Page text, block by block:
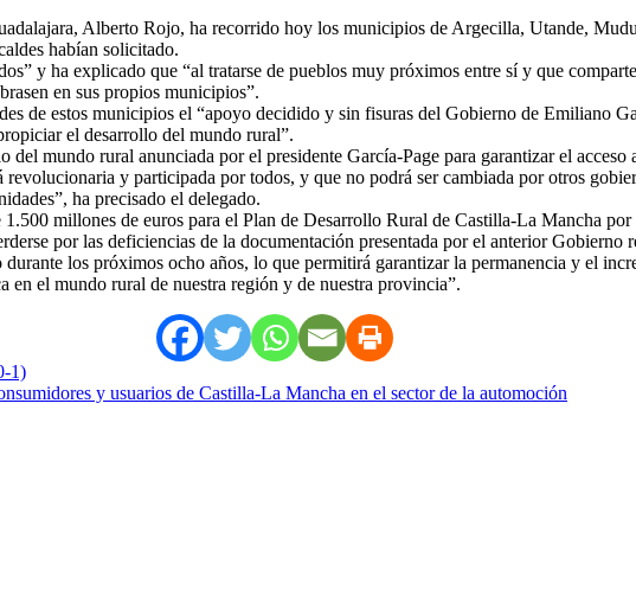
Alberto Rojo, ha recorrido hoy los municipios de Argecilla, Utande,
habían solicitado.
y ha explicado que “al tratarse de pueblos muy próximos entre sí y que
en sus propios municipios”.
de estos municipios el “apoyo decidido y sin fisuras del Gobierno de Emiliano
el desarrollo del mundo rural”.
mundo rural anunciada por el presidente García-Page para garantizar el
y participada por todos, y que no podrá ser cambiada por otros
ha precisado el delegado.
millones de euros para el Plan de Desarrollo Rural de Castilla-La Mancha
por las deficiencias de la documentación presentada por el anterior Gobierno
los próximos ocho años, lo que permitirá garantizar la permanencia y el
el mundo rural de nuestra región y de nuestra provincia”.
1)
y usuarios de Castilla-La Mancha en el sector de la automoción